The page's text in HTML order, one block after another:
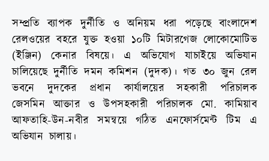
সম্প্রতি ব্যাপক দুর্নীতি ও অনিয়ম ধরা পড়েছে বাংলাদেশ
রেলওয়ের বহরে যুক্ত হওয়া ১০টি মিটারগেজ লোকোমোটিভ
(ইঞ্জিন) কেনার বিষয়ে। এ অভিযোগ যাচাইয়ে অভিযান
চালিয়েছে দুর্নীতি দমন কমিশন (দুদক)। গত ৩০ জুন রেল
ভবনে দুদকের প্রধান কার্যালয়ের সহকারী পরিচালক
জেসমিন আক্তার ও উপসহকারী পরিচালক মো. কামিয়াব
আফতাহি-উন-নবীর সমন্বয়ে গঠিত এনফোর্সমেন্ট টিম এ
অভিযান চালায়।